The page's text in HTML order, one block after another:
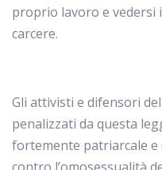
proprio lavoro e vedersi
carcere.
Gli attivisti e difensori
penalizzati da questa
fortemente patriarcale e